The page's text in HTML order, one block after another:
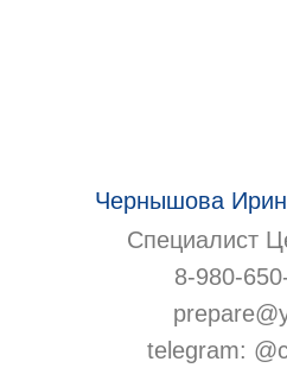
Чернышова
Специалист
8-980-
telegram: